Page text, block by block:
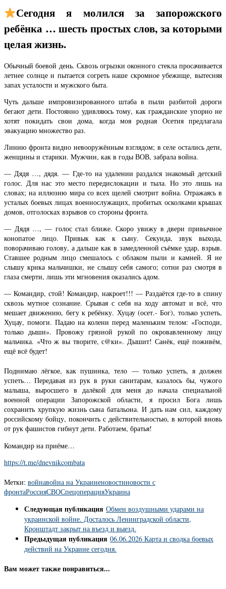
Сегодня я молился за запорожского
ребёнка … шесть простых слов, за которыми
целая жизнь.
Обычный боевой день. Сквозь огрызки оконного стекла просачивается
летнее солнце и пытается согреть наше скромное убежище, вытесняя
запах усталости и мужского быта.
Чуть дальше импровизированного штаба в пыли разбитой дороги
бегают дети. Постоянно удивляюсь тому, как гражданские упорно не
хотят покидать свои дома, когда моя родная Осетия предлагала
эвакуацию множество раз.
Линию фронта видно невооружённым взглядом; в селе остались дети,
женщины и старики. Мужчин, как в годы ВОВ, забрала война.
— Дядя …, дядя. — Где-то на удалении раздался знакомый детский
голос. Для нас это место передислокации и тыла. Но это лишь на
словах; на иллюзию мира со всех щелей смотрит война. Отражаясь в
усталых боевых лицах военнослужащих, пробитых осколками крышах
домов, отголосках взрывов со стороны фронта.
— Дядя …, — голос стал ближе. Скоро увижу в двери привычное
конопатое лицо. Привык как к сыну. Секунда, звук выхода,
поворачиваю голову, а дальше как в замедленной съёмке удар, взрыв.
Ставшее родным лицо смешалось с облаком пыли и камней. Я не
слышу крика мальчишки, не слышу себя самого; сотни раз смотря в
глаза смерти, лишь эти мгновения оказались адом.
— Командир, стой! Командир, накроет!!! — Раздаётся где-то в спину
сквозь мутное сознание. Срывая с себя на ходу автомат и всё, что
мешает движению, бегу к ребёнку. Хуцау (осет.- Бог), только успеть,
Хуцау, помоги. Падаю на колени перед маленьким телом: «Господи,
только дыши». Провожу грязной рукой по окровавленному лицу
мальчика. «Что ж вы творите, с@ки». Дышит! Санёк, ещё поживём,
ещё всё будет!
Поднимаю лёгкое, как пушинка, тело — только успеть, я должен
успеть… Передавая из рук в руки санитарам, казалось бы, чужого
малыша, выросшего в далёкой для меня до начала специальной
военной операции Запорожской области, я просил Бога лишь
сохранить хрупкую жизнь сына батальона. И дать нам сил, каждому
российскому бойцу, покончить с действительностью, в которой вновь
от рук фашистов гибнут дети. Работаем, братья!
Командир на приёме…
https://t.me/dnevnikcombata
Метки: войнавойна на Украиненовостиновости с
фронтаРоссияСВОСпецоперацияУкраина
Следующая публикация Обмен воздушными ударами на
украинской войне. Досталось Ленинградской области,
Кронштадт закрыт на въезд и выезд.
Предыдущая публикация 06.06.2026 Карта и сводка боевых
действий на Украине сегодня.
Вам может также понравиться...